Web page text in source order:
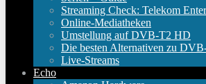
Streaming Check: Telekom
Online-Mediatheken
Umstellung auf DVB-T2 HD
Die besten Alternativen zu
Live-Streams
Echo